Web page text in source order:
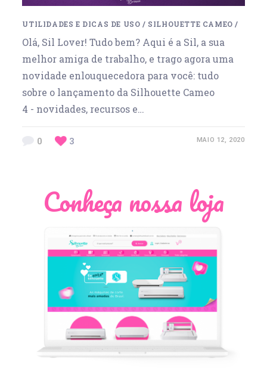
UTILIDADES E DICAS DE USO / SILHOUETTE CAMEO /
Olá, Sil Lover! Tudo bem? Aqui é a Sil, a sua
melhor amiga de trabalho, e trago agora uma
novidade enlouquecedora para você: tudo
sobre o lançamento da Silhouette Cameo
4 - novidades, recursos e…
0 3 MAIO 12, 2020
Conheça nossa loja
Léia Pastori